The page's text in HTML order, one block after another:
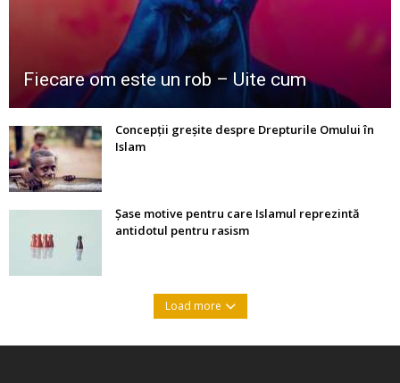
Fiecare om este un rob – Uite cum
Concepții greșite despre Drepturile Omului în
Islam
Șase motive pentru care Islamul reprezintă
antidotul pentru rasism
Load more